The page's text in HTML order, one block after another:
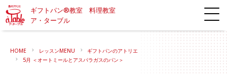
ギフトパン®教室 料理教室
ア・ターブル
HOME レッスンMENU
ギフトパンのアトリエ
5月 ＜オートミールとアスパラガスのパン＞